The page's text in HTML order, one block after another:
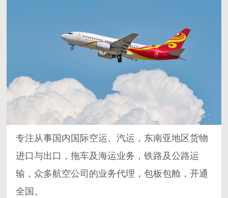
专注从事国内国际空运、汽运，东南亚地区货物
进口与出口，拖车及海运业务，铁路及公路运
输，众多航空公司的业务代理，包板包舱，开通
全国。